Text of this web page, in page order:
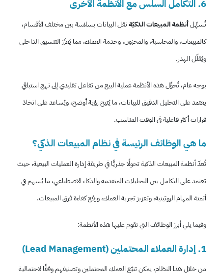
6. التكامل السلس مع الأنظمة الأخرى
تُسهِّلأنظمة المبيعات الذكيّةنقل البيانات بسلاسة بين مختلف الأقسام،
كالمبيعات، والمحاسبة، والمخزون، وخدمة العملاء، مما يُعزّز التنسيق الداخلي
ويُقلّل الهدر.
بوجه عام، تُحوِّل هذه الأنظمة عملية البيع من تفاعل تقليدي إلى نهج استباقي
يعتمد على التحليل الدقيق للبيانات، ما يُتيح رؤية أوضح، ويُساعد على اتخاذ
قرارات أكثر فاعلية في الوقت المناسب.
ما هي الوظائف الرئيسة في نظام المبيعات الذكي؟
تُعدّ أنظمة المبيعات الذكية تحولًا جذريًّا في طريقة إدارة العمليات البيعية، حيث
تعتمد على التكامل بين التحليلات المتقدمة والذكاء الاصطناعي، ما يُسهم في
أتمتة المهام الروتينية، وتعزيز تجربة العملاء، ورفع كفاءة فرق المبيعات.
وفيما يلي أبرز الوظائف التي تقوم عليها هذه الأنظمة:
1. إدارة العملاء المحتملين (Lead Management)
من خلال هذا النظام، يمكن تتبّع العملاء المحتملين وتصنيفهم وفقًا لاحتمالية